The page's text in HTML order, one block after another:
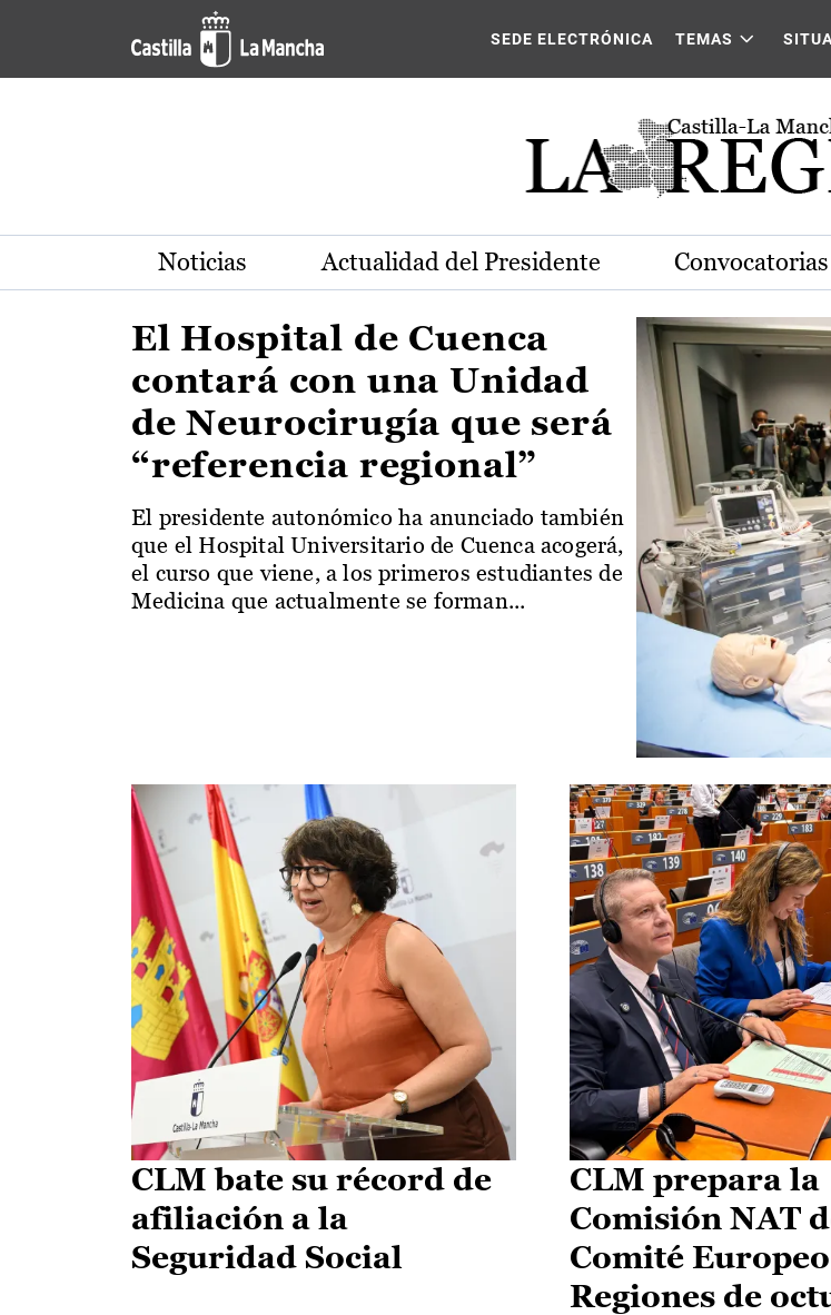
Pasar al contenido principal
Actualidad de la región de Castilla-La Mancha
SEDE ELECTRÓNICA TEMAS
Noticias Actualidad del Presidente Convocatorias
El Hospital de Cuenca
contará con una Unidad
de Neurocirugía que será
“referencia regional”
El presidente autonómico ha anunciado también
que el Hospital Universitario de Cuenca acogerá,
el curso que viene, a los primeros estudiantes de
Medicina que actualmente se forman...
CLM bate su récord de
afiliación a la
Seguridad Social
CLM prepara la
Comisión NAT
Comité
Regiones de